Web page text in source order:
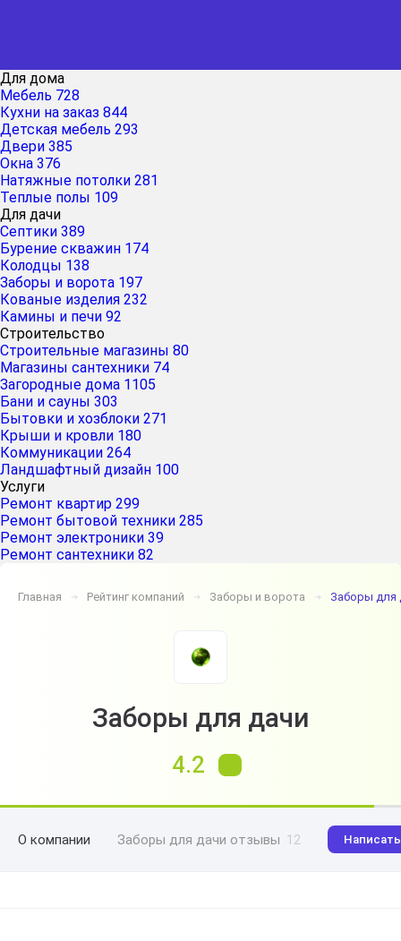
Для дома
Мебель 728
Кухни на заказ 844
Детская мебель 293
Двери 385
Окна 376
Натяжные потолки 281
Теплые полы 109
Для дачи
Септики 389
Бурение скважин 174
Колодцы 138
Заборы и ворота 197
Кованые изделия 232
Камины и печи 92
Строительство
Строительные магазины 80
Магазины сантехники 74
Загородные дома 1105
Бани и сауны 303
Бытовки и хозблоки 271
Крыши и кровли 180
Коммуникации 264
Ландшафтный дизайн 100
Услуги
Ремонт квартир 299
Ремонт бытовой техники 285
Ремонт электроники 39
Ремонт сантехники 82
Главная ➔ Рейтинг компаний ➔ Заборы и ворота ➔ Заборы для
Заборы для дачи
4.2
О компании Заборы для дачи отзывы 12